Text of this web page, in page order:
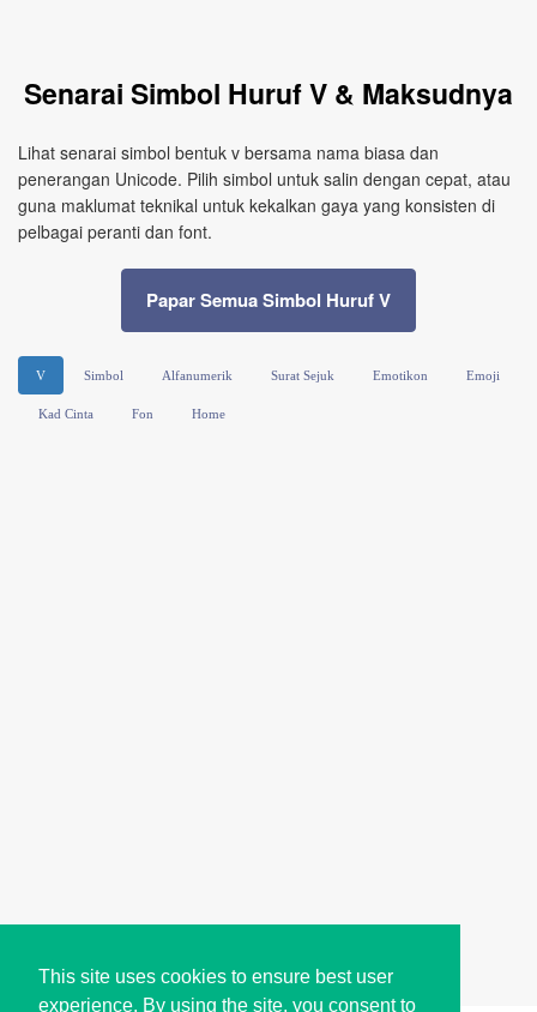
This site uses cookies to ensure best user
experience. By using the site, you consent to
Senarai Simbol Huruf V & Maksudnya
Lihat senarai simbol bentuk v bersama nama biasa dan
penerangan Unicode. Pilih simbol untuk salin dengan cepat, atau
guna maklumat teknikal untuk kekalkan gaya yang konsisten di
pelbagai peranti dan font.
Papar Semua Simbol Huruf V
V Simbol Alfanumerik Surat Sejuk Emotikon Emoji
Kad Cinta Fon Home